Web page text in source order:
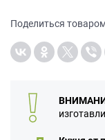
Поделиться